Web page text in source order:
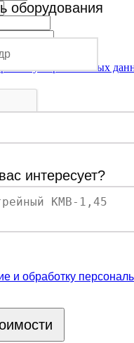
персональных
оборудования
интересует?
и обработку